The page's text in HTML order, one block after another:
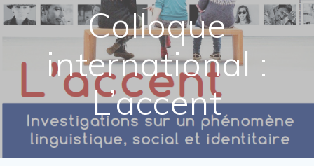
Colloque
international :
L’accent